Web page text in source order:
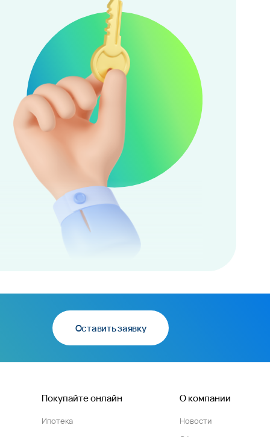
Оставить заявку
Покупайте онлайн
Ипотека
О компании
Новости